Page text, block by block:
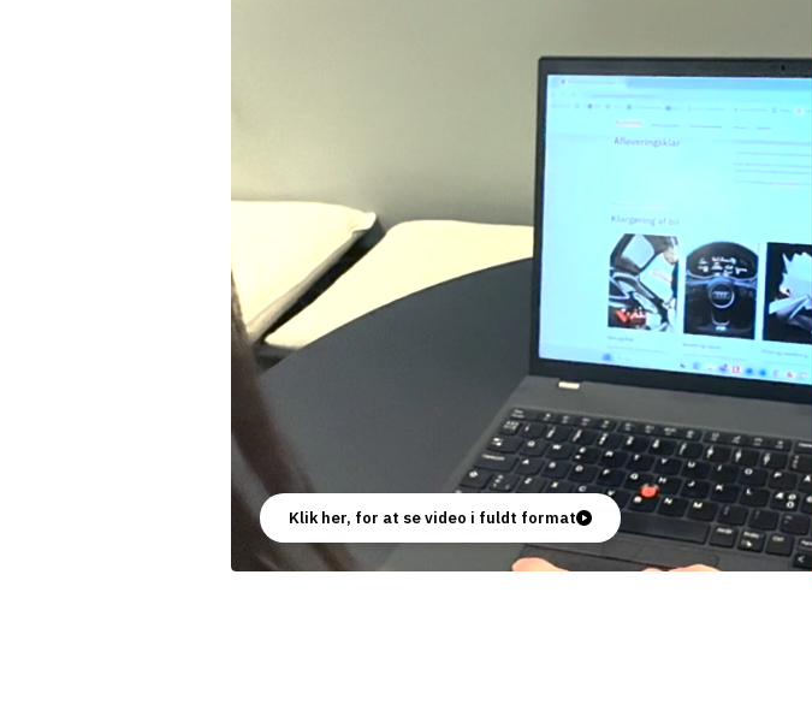
Klik her, for at se video i fuldt format